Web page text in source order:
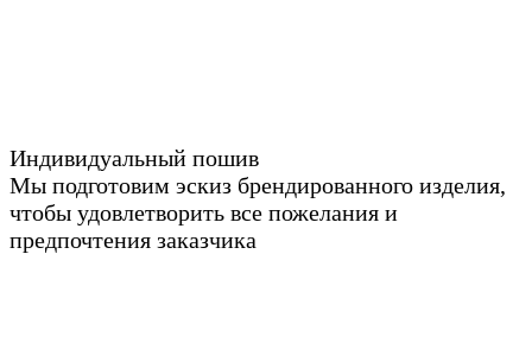
Индивидуальный пошив
Мы подготовим эскиз брендированного изделия,
чтобы удовлетворить все пожелания и
предпочтения заказчика